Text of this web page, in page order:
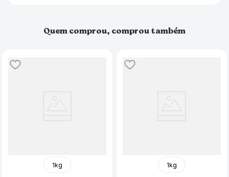
Quem comprou, comprou também
1kg 1kg